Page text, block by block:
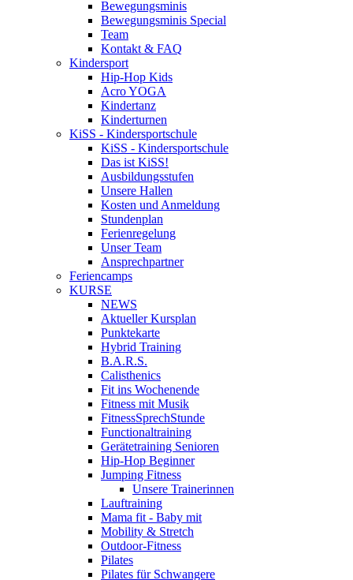
Bewegungsminis
Bewegungsminis Special
Team
Kontakt & FAQ
Kindersport
Hip-Hop Kids
Acro YOGA
Kindertanz
Kinderturnen
KiSS - Kindersportschule
KiSS - Kindersportschule
Das ist KiSS!
Ausbildungsstufen
Unsere Hallen
Kosten und Anmeldung
Stundenplan
Ferienregelung
Unser Team
Ansprechpartner
Feriencamps
KURSE
NEWS
Aktueller Kursplan
Punktekarte
Hybrid Training
B.A.R.S.
Calisthenics
Fit ins Wochenende
Fitness mit Musik
FitnessSprechStunde
Functionaltraining
Gerätetraining Senioren
Hip-Hop Beginner
Jumping Fitness
Unsere Trainerinnen
Lauftraining
Mama fit - Baby mit
Mobility & Stretch
Outdoor-Fitness
Pilates
Pilates für Schwangere